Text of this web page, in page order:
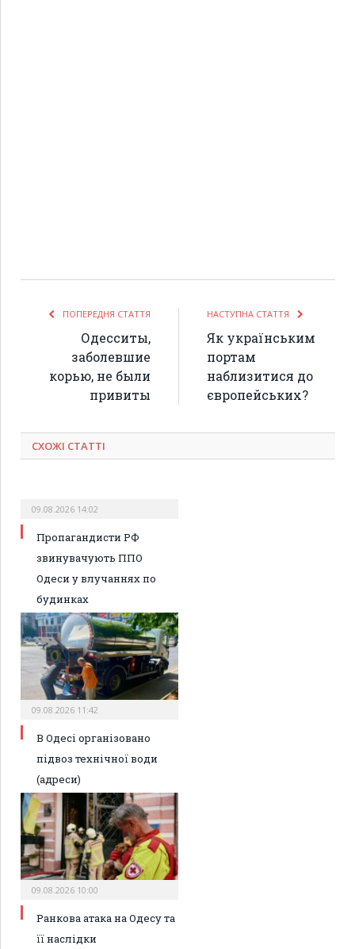
ПОПЕРЕДНЯ СТАТТЯ
Одесситы,
заболевшие
корью, не были
привиты
НАСТУПНА СТАТТЯ
Як українським
портам
наблизитися до
європейських?
СХОЖІ СТАТТІ
09.08.2026 14:02
Пропагандисти РФ
звинувачують ППО
Одеси у влучаннях по
будинках
09.08.2026 11:42
В Одесі організовано
підвоз технічної води
(адреси)
09.08.2026 10:00
Ранкова атака на Одесу та
її наслідки